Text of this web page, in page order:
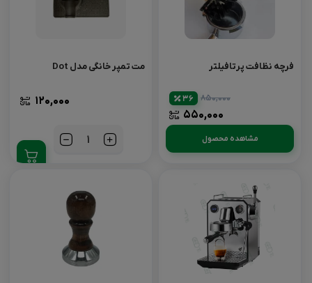
فرچه نظافت پرتافیلتر
۸۵۰,۰۰۰
۵۵۰,۰۰۰
36
مشاهده محصول
مت تمپر خانگی مدل Dot
۱۲۰,۰۰۰
تعداد